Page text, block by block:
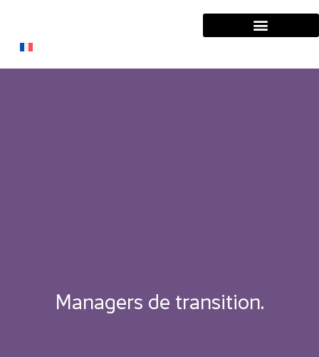
Managers de transition.